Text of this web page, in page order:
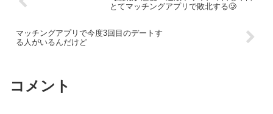
とてマッチングアプリで敗北する🥲
マッチングアプリで今度3回目のデートす
る人がいるんだけど
コメント